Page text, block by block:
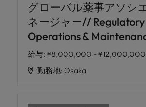
グローバル薬事アソシ
ネージャー// Regulatory
Operations &
給与: ¥8,000,000 - ¥12,000,000
勤務地: Osaka